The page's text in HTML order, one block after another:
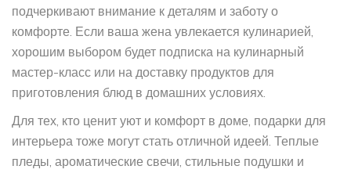
подчеркивают внимание к деталям и заботу о
комфорте. Если ваша жена увлекается кулинарией,
хорошим выбором будет подписка на кулинарный
мастер-класс или на доставку продуктов для
приготовления блюд в домашних условиях.
Для тех, кто ценит уют и комфорт в доме, подарки для
интерьера тоже могут стать отличной идеей. Теплые
пледы, ароматические свечи, стильные подушки и